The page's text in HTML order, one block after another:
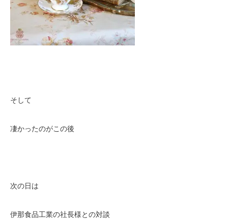
そして
凄かったのがこの後
次の日は
伊那食品工業の社長様との対談